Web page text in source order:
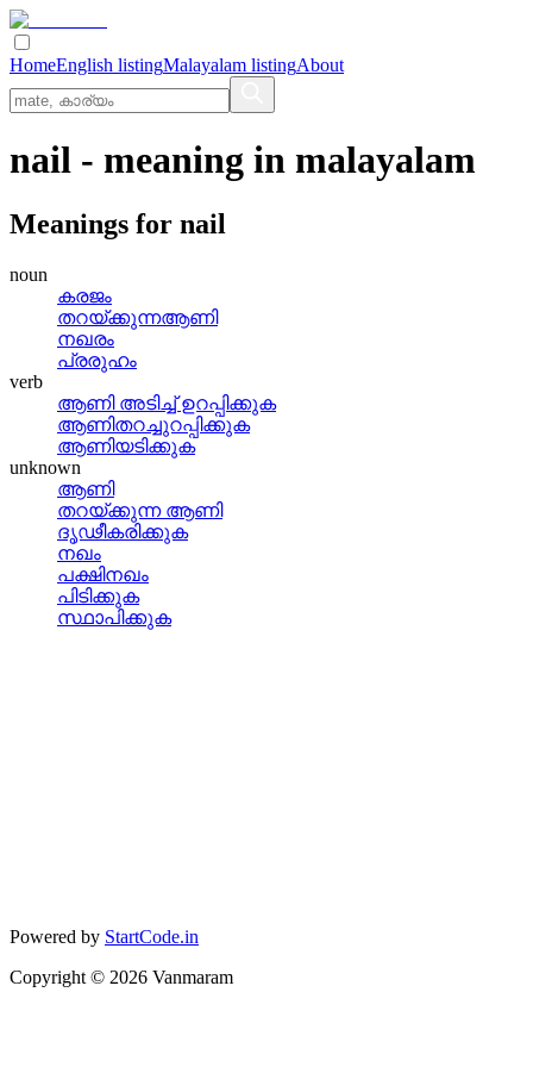
HomeEnglish listingMalayalam listingAbout
nail - meaning in malayalam
Meanings for nail
noun
കരജം
തറയ്‌ക്കുന്നആണി
നഖരം
പ്രരുഹം
verb
ആണി അടിച്ച്‌ ഉറപ്പിക്കുക
ആണിതറച്ചുറപ്പിക്കുക
ആണിയടിക്കുക
unknown
ആണി
തറയ്ക്കുന്ന ആണി
ദൃഢീകരിക്കുക
നഖം
പക്ഷിനഖം
പിടിക്കുക
സ്ഥാപിക്കുക
Powered by StartCode.in
Copyright © 2026 Vanmaram